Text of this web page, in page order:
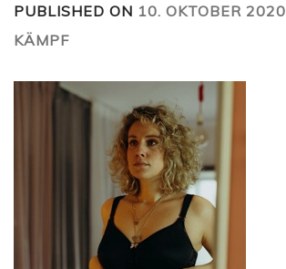
PUBLISHED ON 10. OKTOBER 2020
KÄMPF